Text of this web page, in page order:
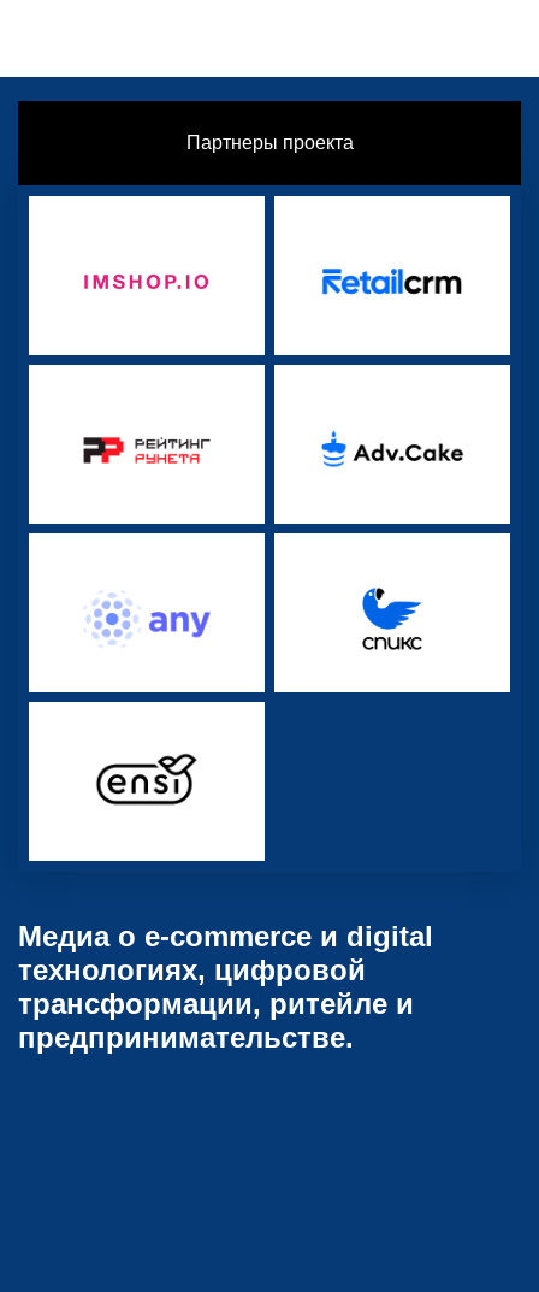
Партнеры проекта
Медиа о e-commerce и digital
технологиях, цифровой
трансформации, ритейле и
предпринимательстве.